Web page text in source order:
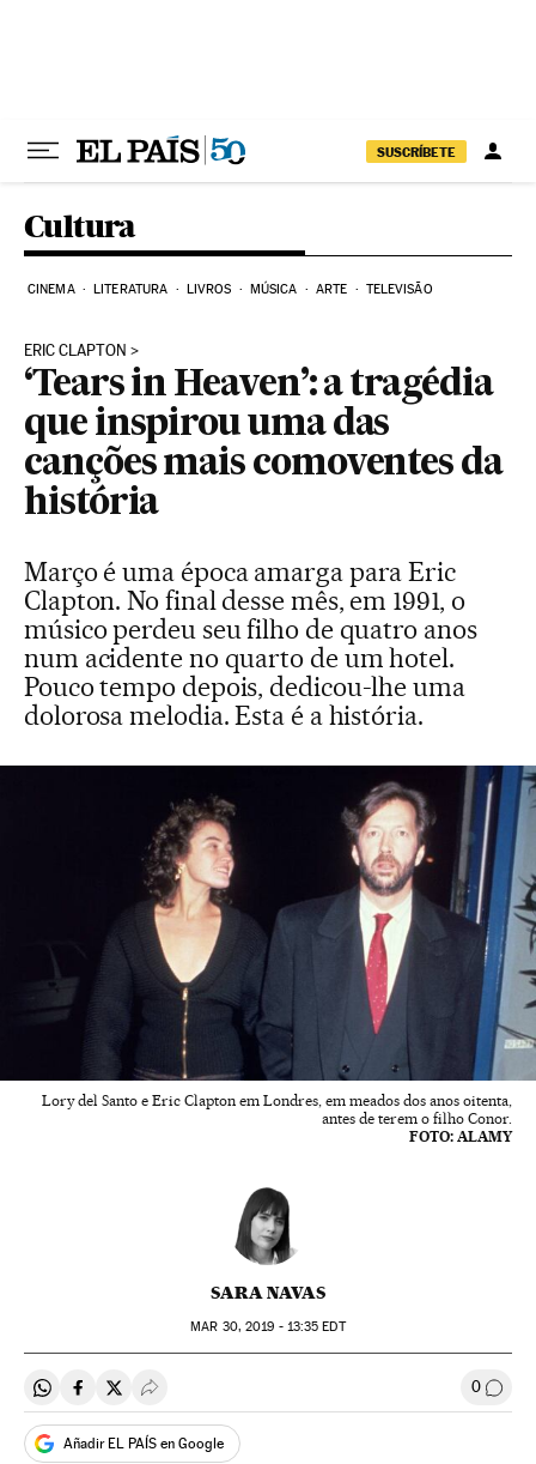
SUSCRÍBETE
Cultura
CINEMA LITERATURA LIVROS MÚSICA ARTE TELEVISÃO
ERIC CLAPTON
‘Tears in Heaven’: a tragédia
que inspirou uma das
canções mais comoventes da
história
Março é uma época amarga para Eric
Clapton. No final desse mês, em 1991, o
músico perdeu seu filho de quatro anos
num acidente no quarto de um hotel.
Pouco tempo depois, dedicou-lhe uma
dolorosa melodia. Esta é a história.
Lory del Santo e Eric Clapton em Londres, em meados dos anos oitenta,
antes de terem o filho Conor.
FOTO: ALAMY
SARA NAVAS
MAR 30, 2019 - 13:35 EDT
Compartir en Whatsapp
Compartir en Facebook
Compartir en Twitter
Desplegar Redes Sociales 0
Añadir EL PAÍS en Google